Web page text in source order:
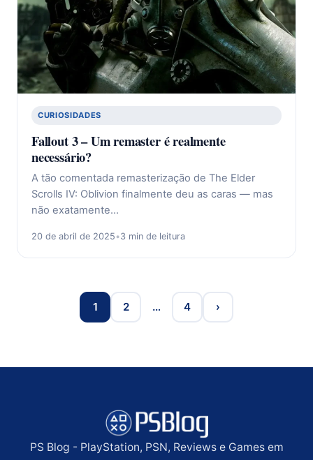
CURIOSIDADES
Fallout 3 – Um remaster é realmente
necessário?
A tão comentada remasterização de The Elder
Scrolls IV: Oblivion finalmente deu as caras — mas
não exatamente…
20 de abril de 2025•3 min de leitura
1 2 … 4 ›
PS Blog - PlayStation, PSN, Reviews e Games em